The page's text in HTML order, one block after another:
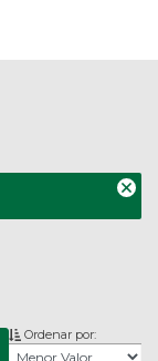
Ordenar por: